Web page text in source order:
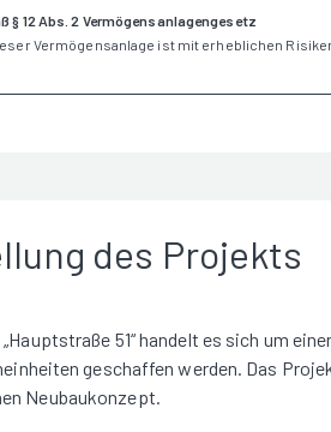
§ 12 Abs. 2 Vermögensanlagengesetz
Vermögensanlage ist mit erheblichen
des Projekts
51“ handelt es sich um
geschaffen werden. Das
Neubaukonzept.